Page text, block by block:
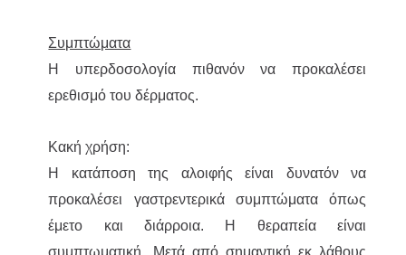
Συμπτώματα
Η υπερδοσολογία πιθανόν να προκαλέσει
ερεθισμό του δέρματος.
Κακή χρήση:
Η κατάποση της αλοιφής είναι δυνατόν να
προκαλέσει γαστρεντερικά συμπτώματα όπως
έμετο και διάρροια. Η θεραπεία είναι
συμπτωματική. Μετά από σημαντική εκ λάθους